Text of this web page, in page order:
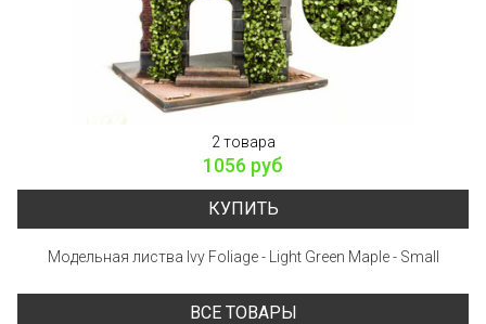
2 товара
1056 руб
КУПИТЬ
Модельная листва Ivy Foliage - Light Green Maple - Small
ВСЕ ТОВАРЫ